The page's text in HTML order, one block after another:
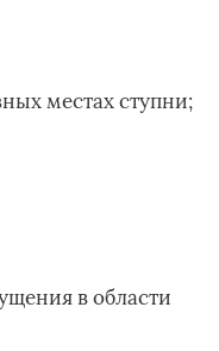
местах ступни;
в области